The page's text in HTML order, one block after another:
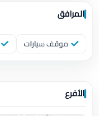
المرافق
موقف سيارات
الأفرع